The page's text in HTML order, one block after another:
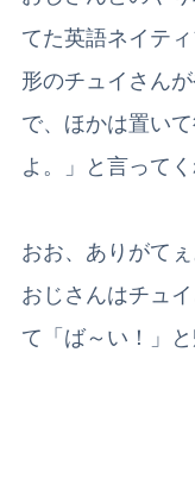
てた英語ネイテ
形のチュイさん
で、ほかは置い
よ。」と言ってく
おお、ありがてぇ
おじさんはチュ
て「ば～い！」と